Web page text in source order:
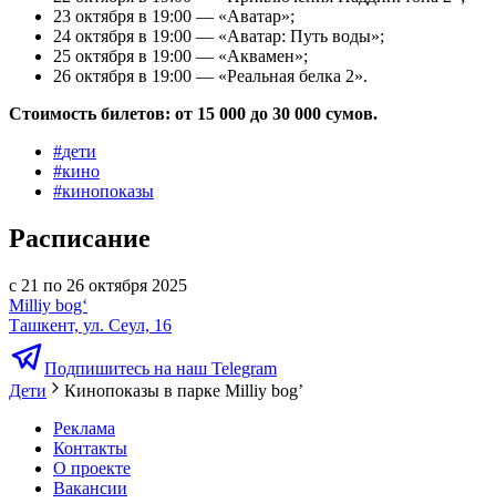
23 октября в 19:00 — «Аватар»;
24 октября в 19:00 — «Аватар: Путь воды»;
25 октября в 19:00 — «Аквамен»;
26 октября в 19:00 — «Реальная белка 2».
Стоимость билетов: от 15 000 до 30 000 сумов.
#дети
#кино
#кинопоказы
Расписание
с 21 по 26 октября 2025
Milliy bog‘
Ташкент, ул. Сеул, 16
Подпишитесь на наш Telegram
Дети
Кинопоказы в парке Milliy bog’
Реклама
Контакты
О проекте
Вакансии